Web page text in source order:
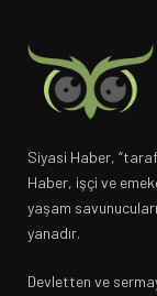
Siyasi Haber,
Haber, işçi ve
yaşam
yanadır.
Devletten ve